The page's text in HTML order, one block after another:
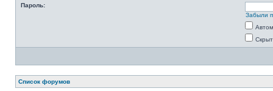
Пароль:
Забыли
Список форумов